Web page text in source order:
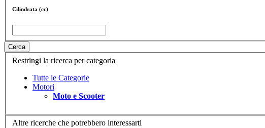
Cilindrata (cc)
Cerca
Restringi la ricerca per categoria
Tutte le Categorie
Motori
Moto e Scooter
Altre ricerche che potrebbero interessarti